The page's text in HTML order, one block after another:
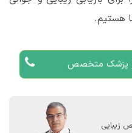
هستیم.
پزشک متخصص